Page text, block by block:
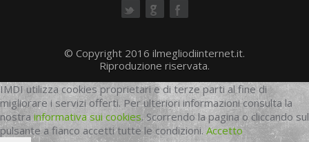
© Copyright 2016 ilmegliodiinternet.it.
Riproduzione riservata.
IMDI utilizza cookies proprietari e di terze parti al fine di
migliorare i servizi offerti. Per ulteriori informazioni consulta la
nostrainformativa sui cookies. Scorrendo la pagina o cliccando sul
pulsante a fianco accetti tutte le condizioni. Accetto